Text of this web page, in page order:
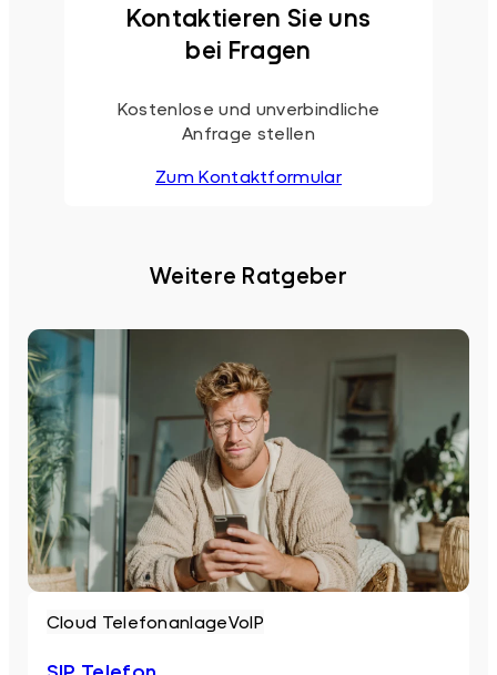
Kontaktieren Sie uns
bei Fragen
Kostenlose und unverbindliche
Anfrage stellen
Zum Kontaktformular
Weitere Ratgeber
Cloud TelefonanlageVoIP
SIP Telefon